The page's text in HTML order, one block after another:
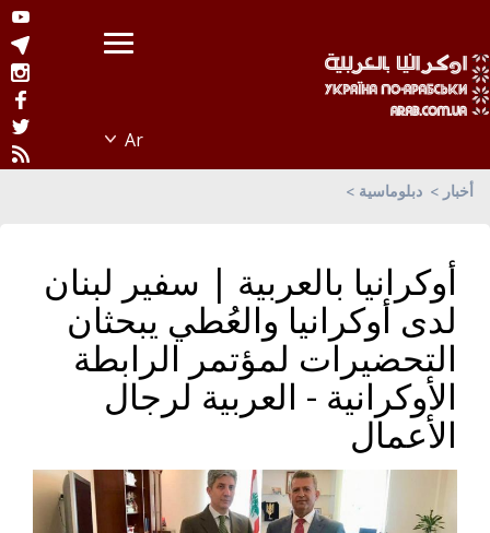
أخبار دبلوماسية
أوكرانيا بالعربية | سفير لبنان
لدى أوكرانيا والعُطي يبحثان
التحضيرات لمؤتمر الرابطة
الأوكرانية - العربية لرجال
الأعمال